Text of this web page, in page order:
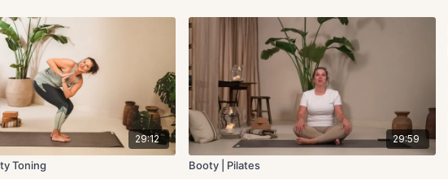
29:12
Toning
29:59
Booty | Pilates